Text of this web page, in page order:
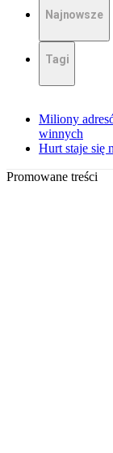
Najnowsze
Tagi
Miliony
winnych
Hurt staje się
Promowane treści